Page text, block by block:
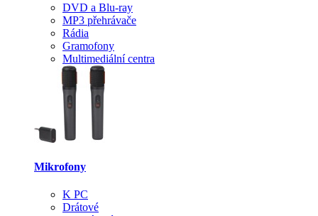
DVD a Blu-ray
MP3 přehrávače
Rádia
Gramofony
Multimediální centra
Mikrofony
K PC
Drátové